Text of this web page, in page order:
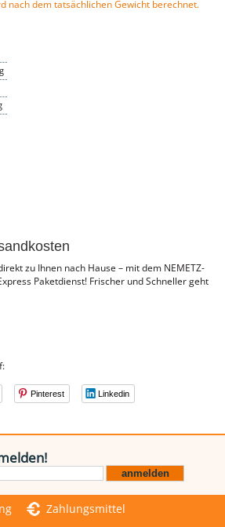
nach dem tatsächlichen Gewicht berechnet.
zu Ihnen nach Hause – mit dem NEMETZ-
Paketdienst! Frischer und Schneller geht
Pinterest Linkedin
Zahlungsmittel